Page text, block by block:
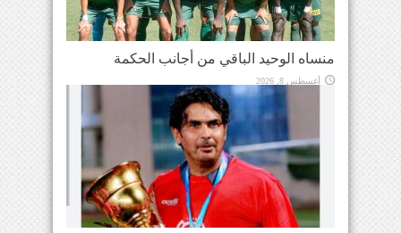
منساه الوحيد الباقي من أجانب الحكمة
أغسطس 8, 2026